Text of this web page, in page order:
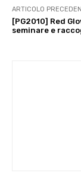
ARTICOLO
[PG2010] Red
seminare e